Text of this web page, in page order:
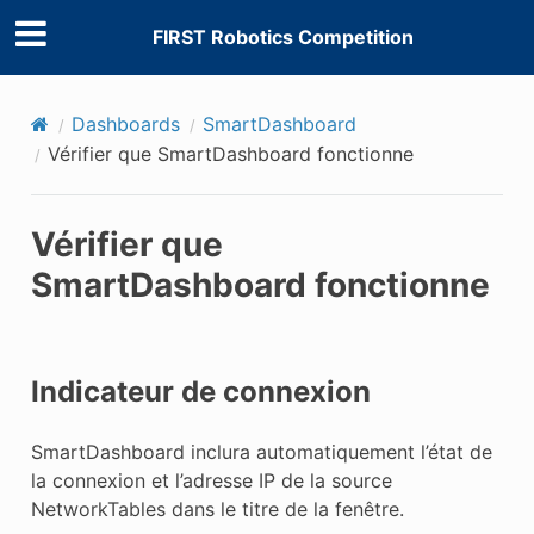
FIRST Robotics Competition
Dashboards
SmartDashboard
Vérifier que SmartDashboard fonctionne
Vérifier que
SmartDashboard fonctionne
Indicateur de connexion
SmartDashboard inclura automatiquement l’état de
la connexion et l’adresse IP de la source
NetworkTables dans le titre de la fenêtre.